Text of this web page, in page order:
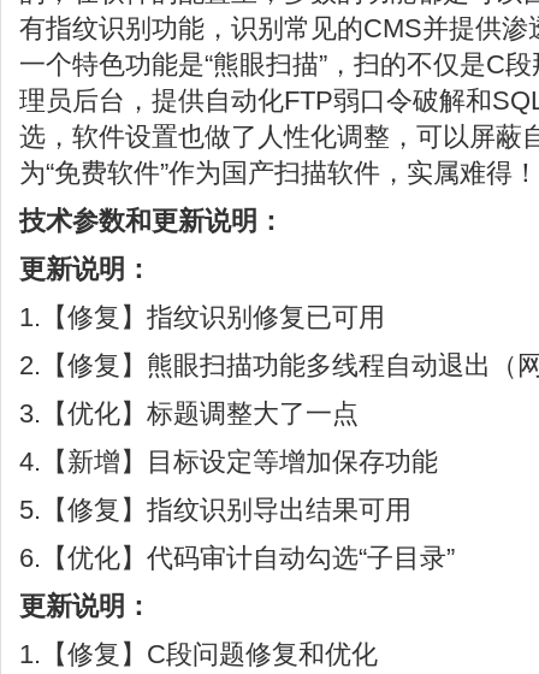
有指纹识别功能，识别常见的CMS并提供
一个特色功能是“熊眼扫描”，扫的不仅是C
理员后台，提供自动化FTP弱口令破解和
选，软件设置也做了人性化调整，可以屏蔽
为“免费软件”作为国产扫描软件，实属难得！
技术参数和更新说明：
更新说明：
1.【修复】指纹识别修复已可用
2.【修复】熊眼扫描功能多线程自动退出（
3.【优化】标题调整大了一点
4.【新增】目标设定等增加保存功能
5.【修复】指纹识别导出结果可用
6.【优化】代码审计自动勾选“子目录”
更新说明：
1.【修复】C段问题修复和优化